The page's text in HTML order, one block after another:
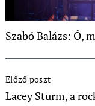
Szabó Balázs: Ó,
Navigation
Előző poszt
Lacey Sturm, a